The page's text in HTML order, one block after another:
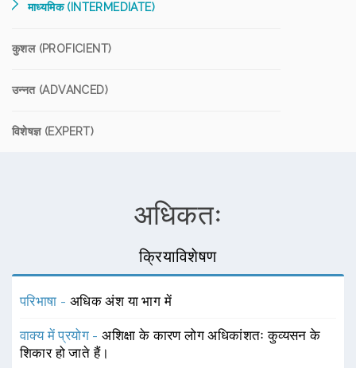
माध्यमिक (INTERMEDIATE)
कुशल (PROFICIENT)
उन्नत (ADVANCED)
विशेषज्ञ (EXPERT)
अधिकतः
क्रियाविशेषण
परिभाषा - अधिक अंश या भाग में
वाक्य में प्रयोग -अशिक्षा के कारण लोग अधिकांशतः कुव्यसन के
शिकार हो जाते हैं।